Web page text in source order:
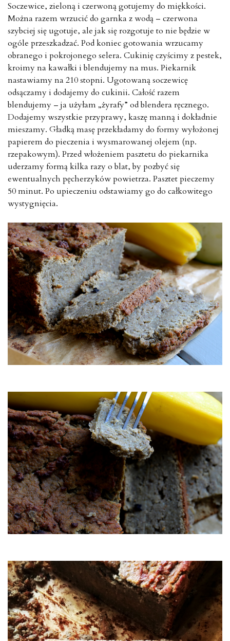
Soczewice, zieloną i czerwoną gotujemy do miękkości.
Można razem wrzucić do garnka z wodą – czerwona
szybciej się ugotuje, ale jak się rozgotuje to nie będzie w
ogóle przeszkadzać. Pod koniec gotowania wrzucamy
obranego i pokrojonego selera. Cukinię czyścimy z pestek,
kroimy na kawałki i blendujemy na mus. Piekarnik
nastawiamy na 210 stopni. Ugotowaną soczewicę
odsączamy i dodajemy do cukinii. Całość razem
blendujemy – ja użyłam „żyrafy” od blendera ręcznego.
Dodajemy wszystkie przyprawy, kaszę manną i dokładnie
mieszamy. Gładką masę przekładamy do formy wyłożonej
papierem do pieczenia i wysmarowanej olejem (np.
rzepakowym). Przed włożeniem pasztetu do piekarnika
uderzamy formą kilka razy o blat, by pozbyć się
ewentualnych pęcherzyków powietrza. Pasztet pieczemy
50 minut. Po upieczeniu odstawiamy go do całkowitego
wystygnięcia.